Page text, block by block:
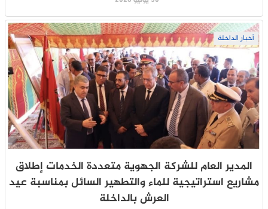
أخبار الداخلة
المدير العام للشركة الجهوية متعددة الخدمات إطلاق
مشاريع استراتيجية للماء والتطهير السائل بمناسبة عيد
العرش بالداخلة